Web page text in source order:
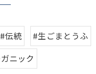
#伝統 #生ごまとうふ
ニック